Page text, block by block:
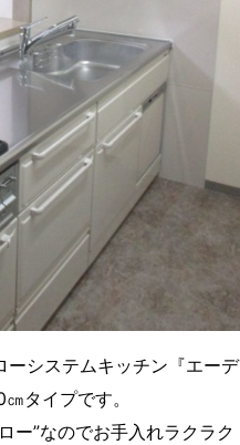
ーシステムキッチン『エーデ
タイプです。
ー”なのでお手入れラクラク